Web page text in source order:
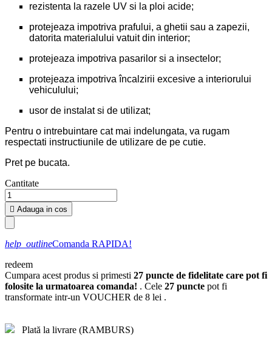
rezistenta la razele UV si la ploi acide;
protejeaza impotriva prafului, a ghetii sau a zapezii,
datorita materialului vatuit din interior;
protejeaza impotriva pasarilor si a insectelor;
protejeaza impotriva încalzirii excesive a interiorului
vehiculului;
usor de instalat si de utilizat;
Pentru o intrebuintare cat mai indelungata, va rugam
respectati instructiunile de utilizare de pe cutie.
Pret pe bucata.
Cantitate
 Adauga in cos
help_outlineComanda RAPIDA!
redeem
Cumpara acest produs si primesti 27 puncte de fidelitate care pot fi
folosite la urmatoarea comanda! . Cele 27 puncte pot fi
transformate intr-un VOUCHER de 8 lei .
Plată la livrare (RAMBURS)